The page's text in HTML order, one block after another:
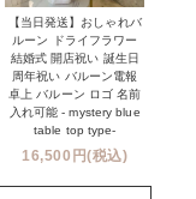
-【当日発送】おしゃれバ
ルーン ドライフラワー
結婚式 開店祝い 誕生日
周年祝い バルーン電報
卓上 バルーン ロゴ 名前
入れ可能 - mystery blue
table top type-
16,500円(税込)